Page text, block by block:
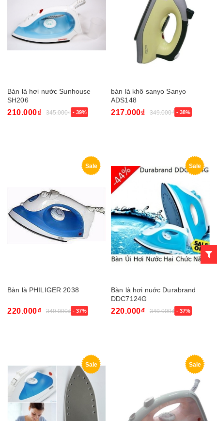
Bàn là hơi nước Sunhouse
SH206
210.000₫ 345.000₫ - 39%
bàn là khô sanyo Sanyo
ADS148
217.000₫ 349.000₫ - 38%
Sale
Bàn là PHILIGER 2038
220.000₫ 349.000₫ - 37%
Sale
Bàn là hơi nuớc Durabrand
DDC7124G
220.000₫ 349.000₫ - 37%
Sale Sale